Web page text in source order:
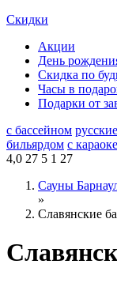
Скидки
Акции
День
Скидка по
Часы в
Подарки от
с бассейном
бильярдом с караоке
4,0 27 5 1 27
Сауны
»
Славянские